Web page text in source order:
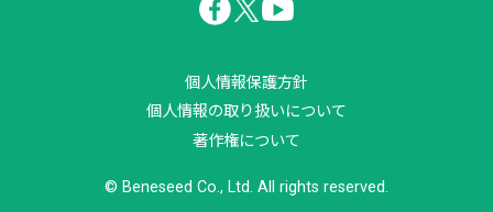
個人情報保護方針
個人情報の取り扱いについて
著作権について
© Beneseed Co., Ltd. All rights reserved.